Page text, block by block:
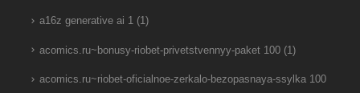
a16z generative ai 1(1)
acomics.ru~bonusy-riobet-privetstvennyy-paket 100(1)
acomics.ru~riobet-oficialnoe-zerkalo-bezopasnaya-ssylka 100